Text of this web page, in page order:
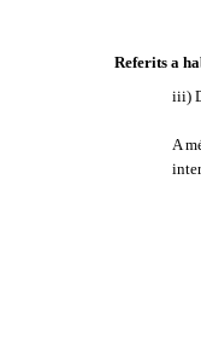
Referits a
iii)
A